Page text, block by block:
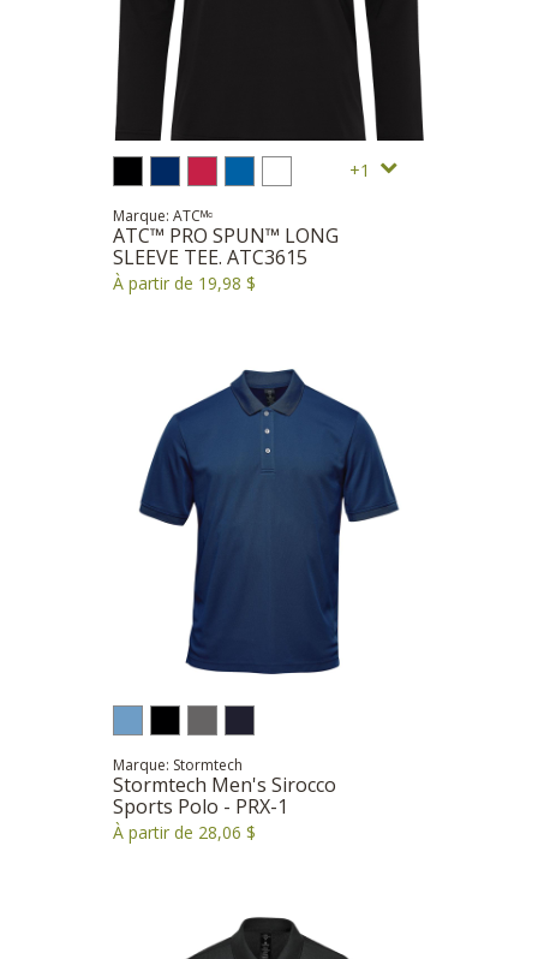
1
Marque: ATCᴹᶜ
ATC™ PRO SPUN™ LONG
SLEEVE TEE. ATC3615
À partir de 19,98 $
Marque: Stormtech
Stormtech Men's Sirocco
Sports Polo - PRX-1
À partir de 28,06 $